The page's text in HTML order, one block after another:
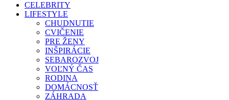
CELEBRITY
LIFESTYLE
CHUDNUTIE
CVIČENIE
PRE ŽENY
INŠPIRÁCIE
SEBAROZVOJ
VOĽNÝ ČAS
RODINA
DOMÁCNOSŤ
ZÁHRADA